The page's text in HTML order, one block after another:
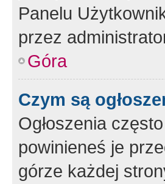
Panelu
przez
Góra
Czym są
Ogłoszenia
powinieneś je
górze każdej